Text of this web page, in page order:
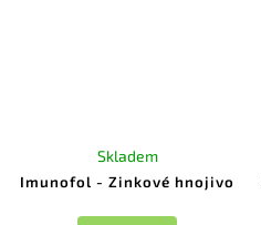
Imunofol - Zinkové hnojivo
Skladem